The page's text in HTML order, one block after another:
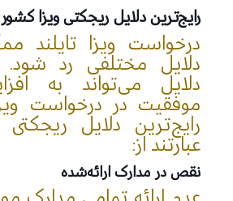
رایج‌ترین دلایل ریجکتی ویزا کشور
درخواست ویزا تایلند
دلایل مختلفی رد
دلایل می‌تواند به
موفقیت در درخواست
رایج‌ترین دلایل ریجکتی
عبارتند از:
نقص در مدارک ارائه‌شده